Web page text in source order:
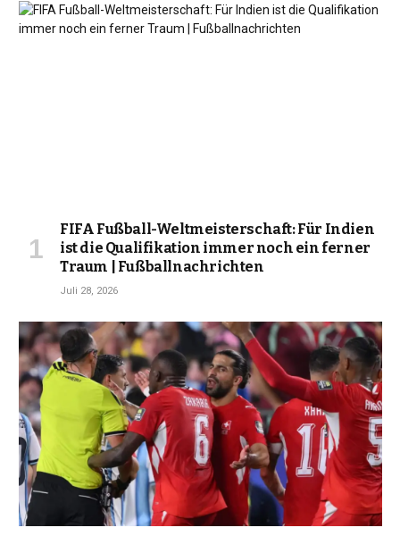
FIFA Fußball-Weltmeisterschaft: Für Indien
ist die Qualifikation immer noch ein ferner
Traum | Fußballnachrichten
Juli 28, 2026